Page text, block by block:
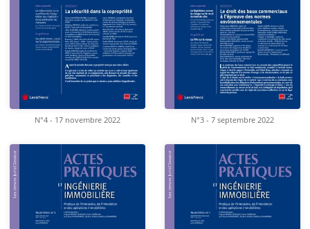
N°4 - 17 novembre 2022 N°3 - 7 septembre 2022